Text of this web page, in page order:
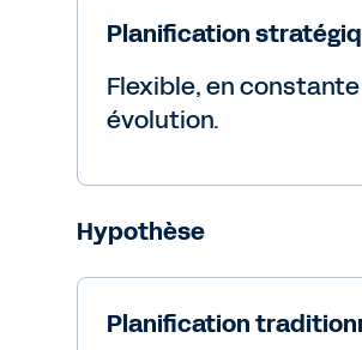
Planification
Flexible, en constante
évolution.
Hypothèse
Planification